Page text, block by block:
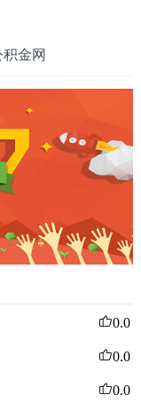
金网
0.0
0.0
0.0